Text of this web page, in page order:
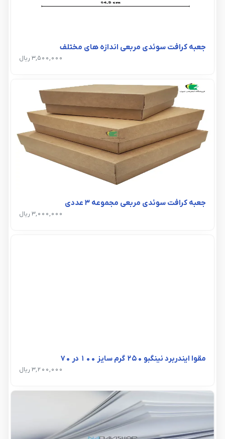
جعبه کرافت سوئدی مربعی اندازه های مختلف
3,500,000 ریال
جعبه کرافت سوئدی مربعی مجموعه 3 عددی
3,000,000 ریال
مقوا ایندربرد نینگبو 250 گرم سایز 100 در 70
3,200,000 ریال